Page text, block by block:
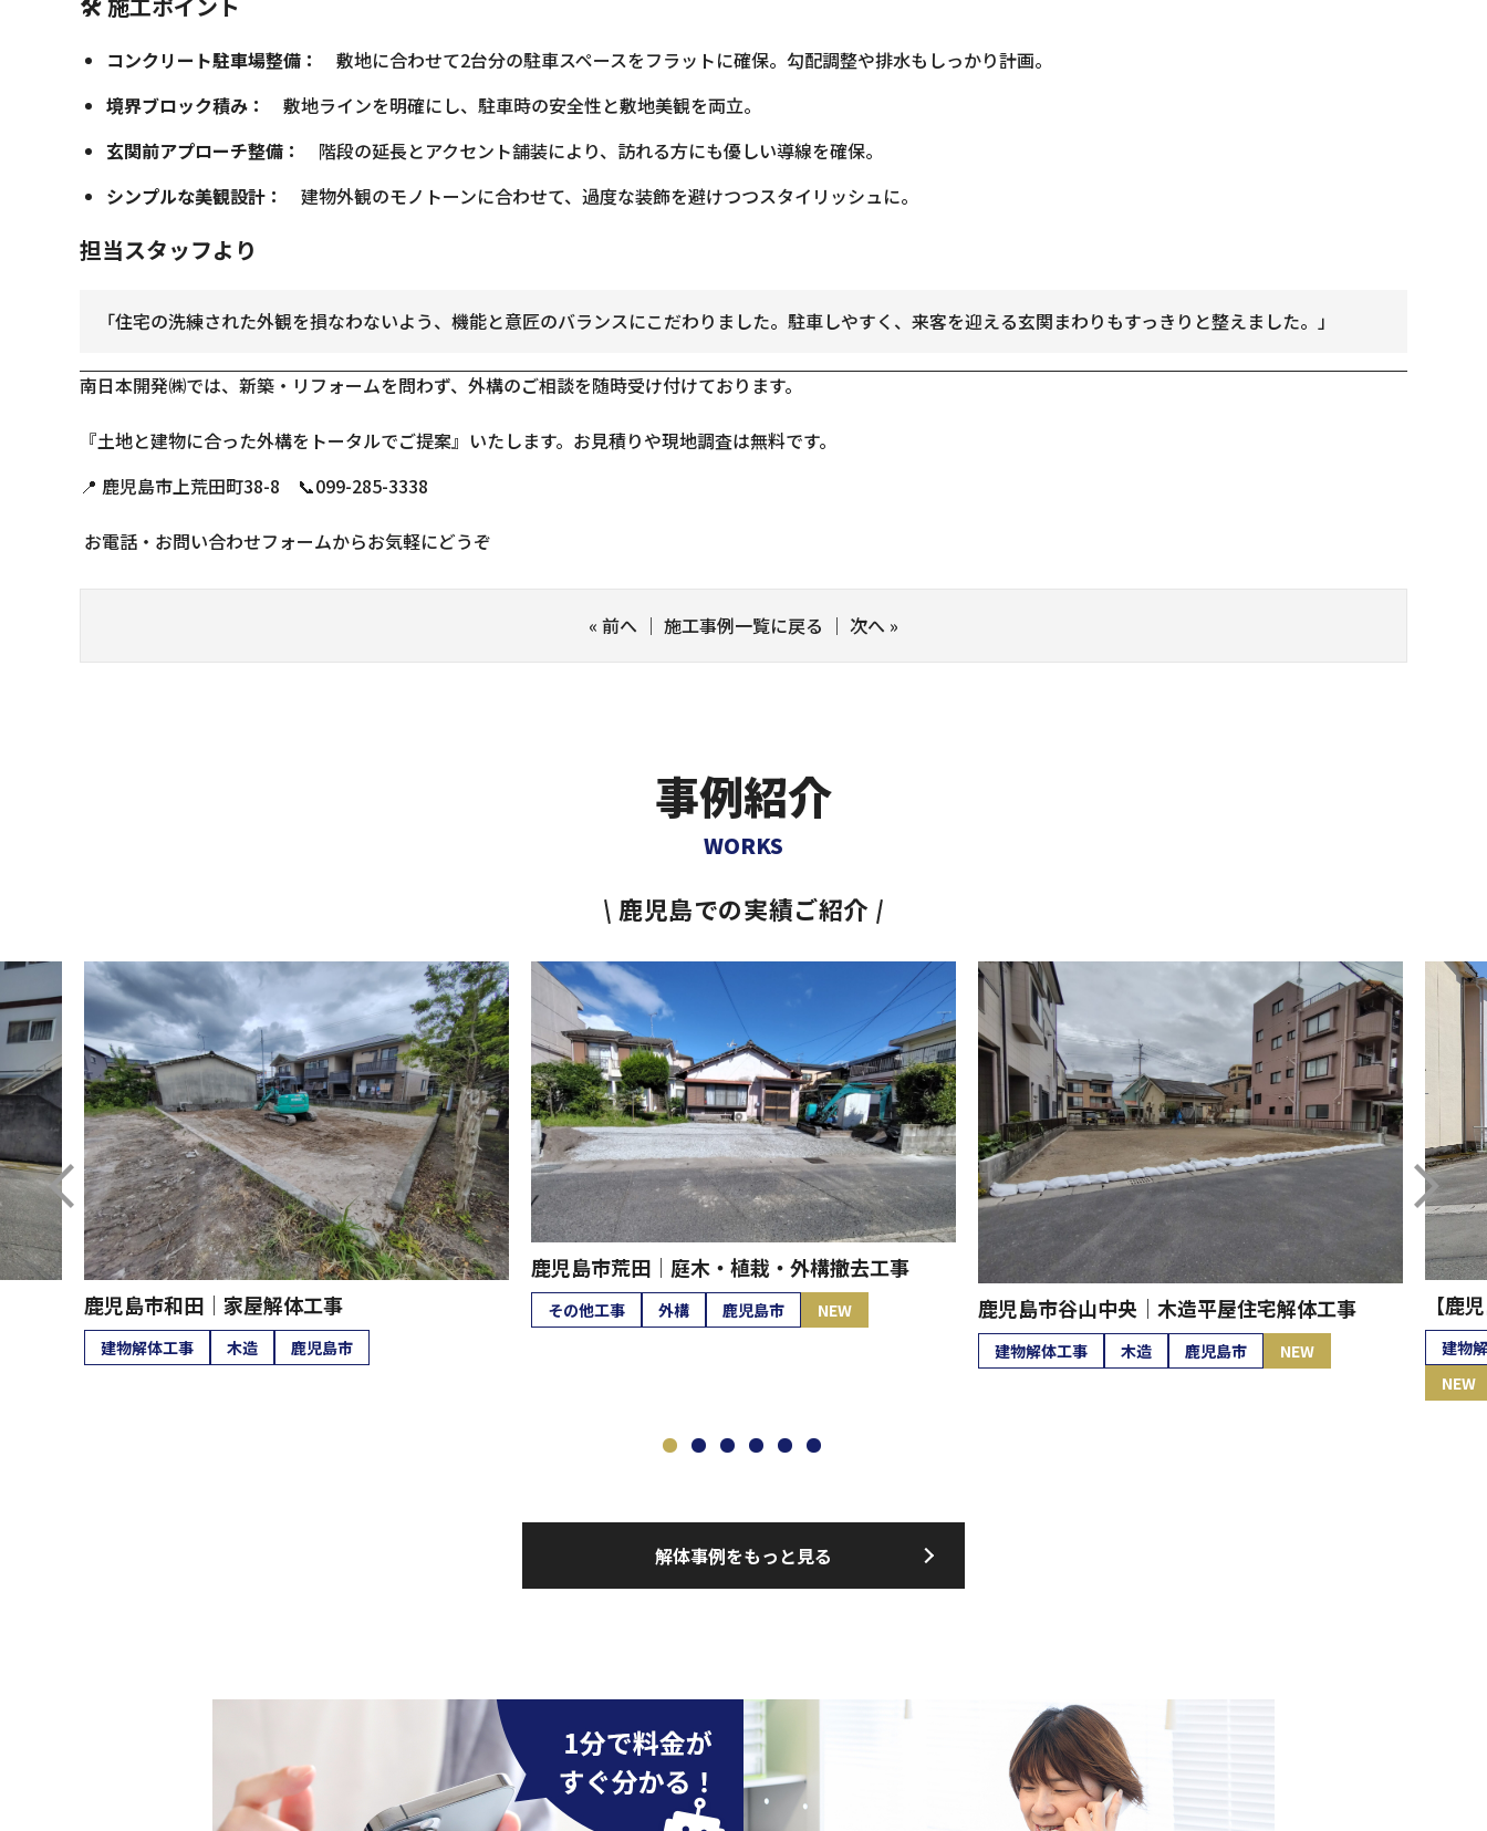
🛠 施工ポイント
コンクリート駐車場整備：
敷地に合わせて2台分の駐車スペースをフラットに確保。勾配調整や排水もしっかり計画。
境界ブロック積み：
敷地ラインを明確にし、駐車時の安全性と敷地美観を両立。
玄関前アプローチ整備：
階段の延長とアクセント舗装により、訪れる方にも優しい導線を確保。
シンプルな美観設計：
建物外観のモノトーンに合わせて、過度な装飾を避けつつスタイリッシュに。
担当スタッフより
「住宅の洗練された外観を損なわないよう、機能と意匠のバランスにこだわりました。駐車しやすく、来客を迎える玄関まわりもすっきりと整えました。」
南日本開発㈱では、新築・リフォームを問わず、外構のご相談を随時受け付けております。
『土地と建物に合った外構をトータルでご提案』いたします。お見積りや現地調査は無料です。
📍 鹿児島市上荒田町38-8 📞099-285-3338
お電話・お問い合わせフォームからお気軽にどうぞ
« 前へ ｜ 施工事例一覧に戻る ｜ 次へ »
事例紹介
WORKS
鹿児島での実績ご紹介
鹿児島市和田｜家屋解体工事
建物解体工事 木造 鹿児島市
鹿児島市荒田｜庭木・植栽・外構撤去工事
その他工事 外構 鹿児島市 NEW 鹿児島市谷山中央｜木造平屋住宅解体工事
建物解体工事 木造 鹿児島市 NEW
【鹿
建物
NEW
解体事例をもっと見る